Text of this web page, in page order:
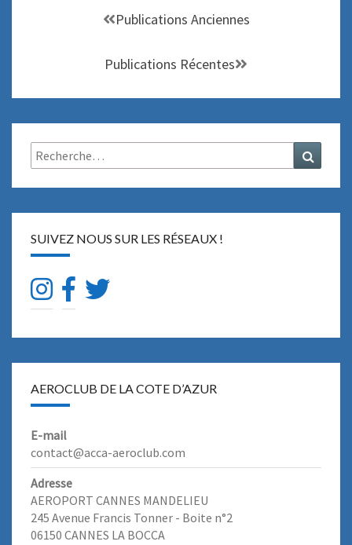
Publications Anciennes
Publications Récentes
Rechercher :
SUIVEZ NOUS SUR LES RÉSEAUX !
AEROCLUB DE LA COTE D’AZUR
E-mail
contact@acca-aeroclub.com
Adresse
AEROPORT CANNES MANDELIEU
245 Avenue Francis Tonner - Boite n°2
06150 CANNES LA BOCCA